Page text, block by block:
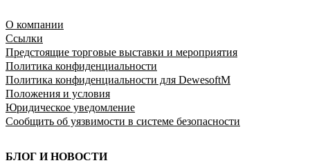
O компании
Ссылки
Предстоящие торговые выставки и мероприятия
Политика конфиденциальности
Политика конфиденциальности для DewesoftM
Положения и условия
Юридическое уведомление
Сообщить об уязвимости в системе безопасности
БЛОГ И НОВОСТИ